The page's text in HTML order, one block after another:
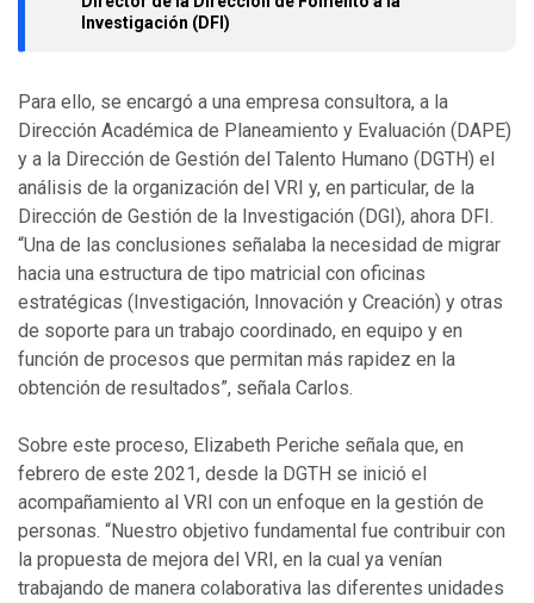
Investigación (DFI)
Para ello, se encargó a una empresa consultora, a la
Dirección Académica de Planeamiento y Evaluación (DAPE)
y a la Dirección de Gestión del Talento Humano (DGTH) el
análisis de la organización del VRI y, en particular, de la
Dirección de Gestión de la Investigación (DGI), ahora DFI.
“Una de las conclusiones señalaba la necesidad de migrar
hacia una estructura de tipo matricial con oficinas
estratégicas (Investigación, Innovación y Creación) y otras
de soporte para un trabajo coordinado, en equipo y en
función de procesos que permitan más rapidez en la
obtención de resultados”, señala Carlos.
Sobre este proceso, Elizabeth Periche señala que, en
febrero de este 2021, desde la DGTH se inició el
acompañamiento al VRI con un enfoque en la gestión de
personas. “Nuestro objetivo fundamental fue contribuir con
la propuesta de mejora del VRI, en la cual ya venían
trabajando de manera colaborativa las diferentes unidades